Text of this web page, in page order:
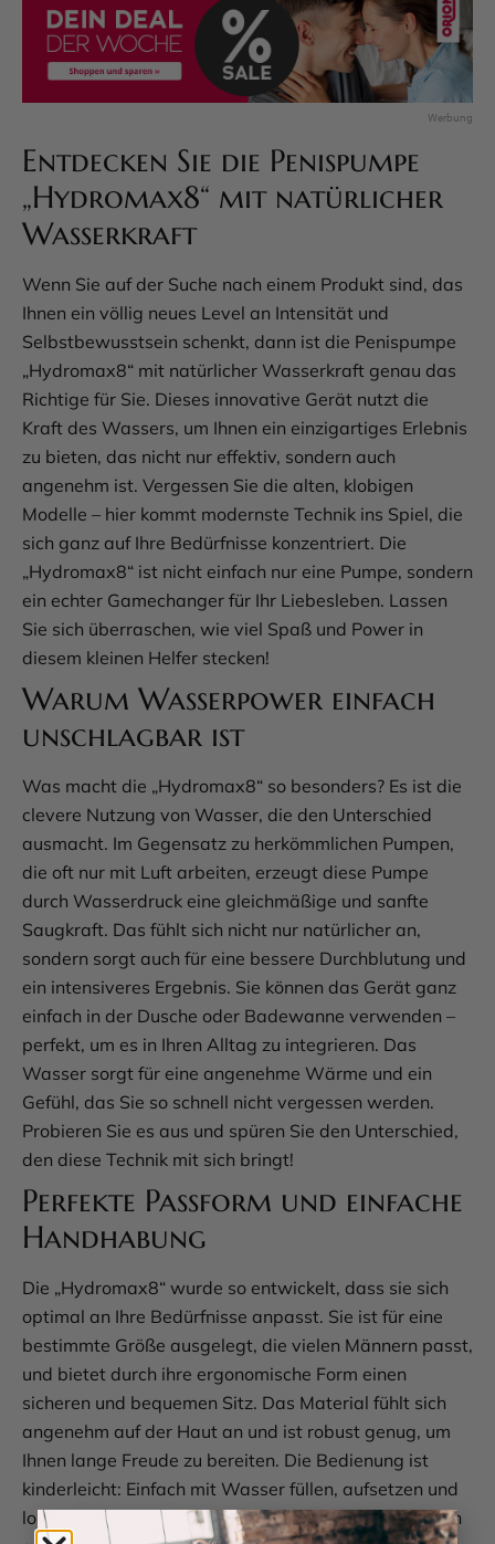
Entdecken Sie die Penispumpe
„Hydromax8“ mit natürlicher
Wasserkraft
Wenn Sie auf der Suche nach einem Produkt sind, das
Ihnen ein völlig neues Level an Intensität und
Selbstbewusstsein schenkt, dann ist die Penispumpe
„Hydromax8“ mit natürlicher Wasserkraft genau das
Richtige für Sie. Dieses innovative Gerät nutzt die
Kraft des Wassers, um Ihnen ein einzigartiges Erlebnis
zu bieten, das nicht nur effektiv, sondern auch
angenehm ist. Vergessen Sie die alten, klobigen
Modelle – hier kommt modernste Technik ins Spiel, die
sich ganz auf Ihre Bedürfnisse konzentriert. Die
„Hydromax8“ ist nicht einfach nur eine Pumpe, sondern
ein echter Gamechanger für Ihr Liebesleben. Lassen
Sie sich überraschen, wie viel Spaß und Power in
diesem kleinen Helfer stecken!
Warum Wasserpower einfach
unschlagbar ist
Was macht die „Hydromax8“ so besonders? Es ist die
clevere Nutzung von Wasser, die den Unterschied
ausmacht. Im Gegensatz zu herkömmlichen Pumpen,
die oft nur mit Luft arbeiten, erzeugt diese Pumpe
durch Wasserdruck eine gleichmäßige und sanfte
Saugkraft. Das fühlt sich nicht nur natürlicher an,
sondern sorgt auch für eine bessere Durchblutung und
ein intensiveres Ergebnis. Sie können das Gerät ganz
einfach in der Dusche oder Badewanne verwenden –
perfekt, um es in Ihren Alltag zu integrieren. Das
Wasser sorgt für eine angenehme Wärme und ein
Gefühl, das Sie so schnell nicht vergessen werden.
Probieren Sie es aus und spüren Sie den Unterschied,
den diese Technik mit sich bringt!
Perfekte Passform und einfache
Handhabung
Die „Hydromax8“ wurde so entwickelt, dass sie sich
optimal an Ihre Bedürfnisse anpasst. Sie ist für eine
bestimmte Größe ausgelegt, die vielen Männern passt,
und bietet durch ihre ergonomische Form einen
sicheren und bequemen Sitz. Das Material fühlt sich
angenehm auf der Haut an und ist robust genug, um
Ihnen lange Freude zu bereiten. Die Bedienung ist
kinderleicht: Einfach mit Wasser füllen, aufsetzen und
loslegen. Ein paar Pumpbewegungen reichen, um den